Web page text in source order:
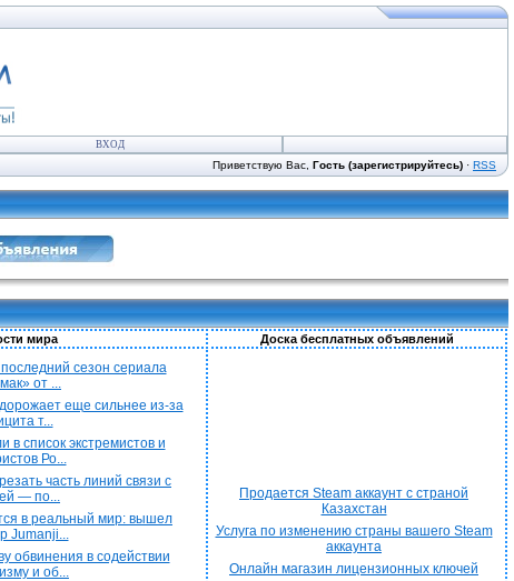
ВХОД
Приветствую Вас, Гость (зарегистрируйтесь) · RSS
мира Доска бесплатных объявлений
сезон сериала
от ...
еще сильнее из-за
т...
в список экстремистов и
Ро...
часть линий связи с
— по...
в реальный мир: вышел
Jumanji...
обвинения в содействии
и об...
Продается Steam аккаунт с страной
Казахстан
Услуга по изменению страны вашего Steam
аккаунта
Онлайн магазин лицензионных ключей